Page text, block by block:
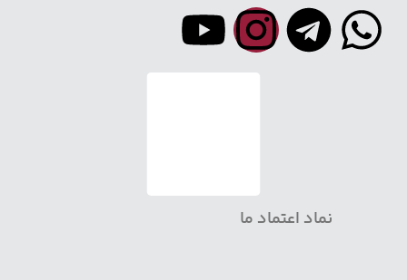
نماد اعتماد ما